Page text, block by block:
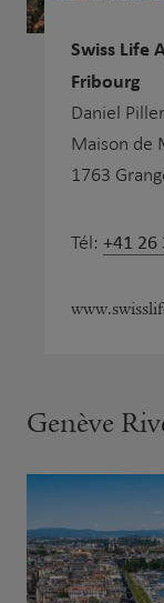
Swiss Life
Fribourg
Daniel Piller
Maison de
1763
Tél: +41 26
Genève